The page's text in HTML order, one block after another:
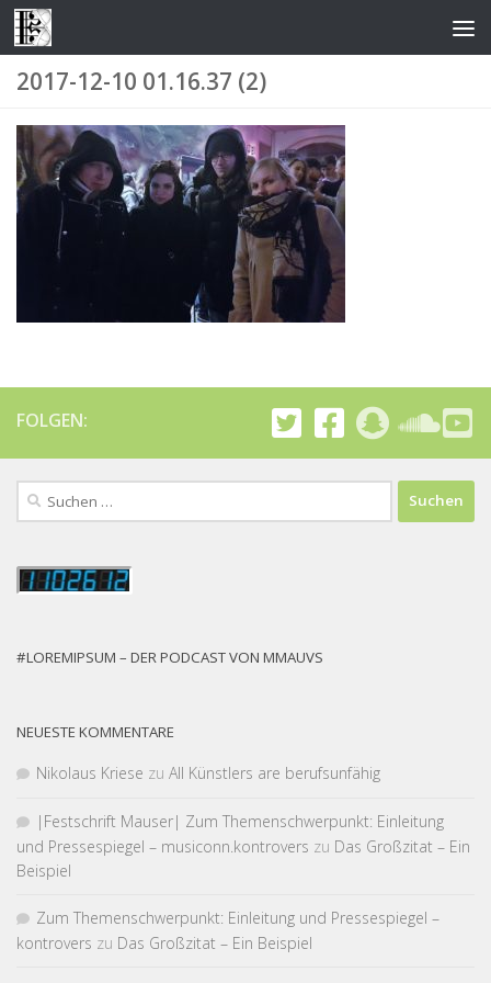
Zum Inhalt springen
2017-12-10 01.16.37 (2)
FOLGEN:
Suchen
#LOREMIPSUM – DER PODCAST VON MMAUVS
NEUESTE KOMMENTARE
Nikolaus Kriese zu All Künstlers are berufsunfähig
|Fest­schrift Mauser| Zum Themen­schwer­punkt: Einleitung
und Pressespiegel – musiconn.kontrovers zu Das Großzitat – Ein
Beispiel
Zum Themen­schwer­punkt: Einleitung und Pressespiegel –
kontrovers zu Das Großzitat – Ein Beispiel